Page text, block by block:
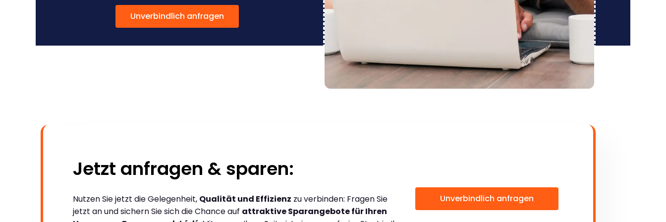
Unverbindlich anfragen
Jetzt anfragen & sparen:
Nutzen Sie jetzt die Gelegenheit, Qualität und Effizienz zu verbinden: Fragen Sie
jetzt an und sichern Sie sich die Chance auf attraktive Sparangebote für Ihren
Unverbindlich anfragen